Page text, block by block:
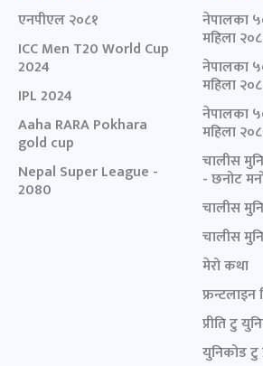
एनपीएल २०८१
ICC Men T20 World Cup
2024
IPL 2024
Aaha RARA Pokhara
gold cup
Nepal Super League -
2080
नेपालका
महिला
नेपालका
महिला
नेपालका
महिला
चालीस
- छनोट
चालीस
चालीस
मेरो कथा
फ्रन्टलाइन
प्रीति टु
युनिकोड टु